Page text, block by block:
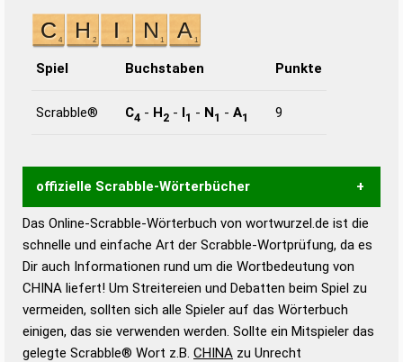
Spiel Buchstaben Punkte
Scrabble® C4 - H2 - I1 - N1 - A1 9
offizielle Scrabble-Wörterbücher
Wortwurzel liefert mit Hilfe eines semantischen
Wortanalyse-Algorithmus gute Anhaltspunkte zu
Wortbedeutung, Worttrennung und Wortform, um die
Gültigkeit eines Wortes für das Scrabble-Spiel zu
bestimmen!
zugelassene Turnier Scrabble-
Wörterbücher sind:
Das Online-Scrabble-Wörterbuch von wortwurzel.de ist die
schnelle und einfache Art der Scrabble-Wortprüfung, da es
Dir auch Informationen rund um die Wortbedeutung von
CHINA liefert! Um Streitereien und Debatten beim Spiel zu
vermeiden, sollten sich alle Spieler auf das Wörterbuch
einigen, das sie verwenden werden. Sollte ein Mitspieler das
gelegte Scrabble® Wort z.B. CHINA zu Unrecht